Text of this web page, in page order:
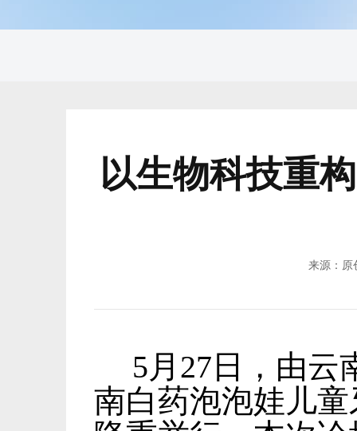
以生物科技重
来源：
5月 27 日，由云
南白药泡泡娃儿